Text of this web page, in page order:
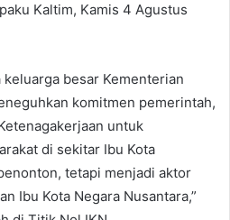
Kaltim, Kamis 4 Agustus
keluarga besar Kementerian
komitmen pemerintah,
untuk
di sekitar Ibu Kota
tetapi menjadi aktor
Ibu Kota Negara Nusantara,”